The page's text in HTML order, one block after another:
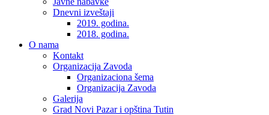
Dnevni izveštaji
2019. godina.
2018. godina.
O nama
Kontakt
Organizacija Zavoda
Organizaciona šema
Organizacija Zavoda
Galerija
Grad Novi Pazar i opština Tutin